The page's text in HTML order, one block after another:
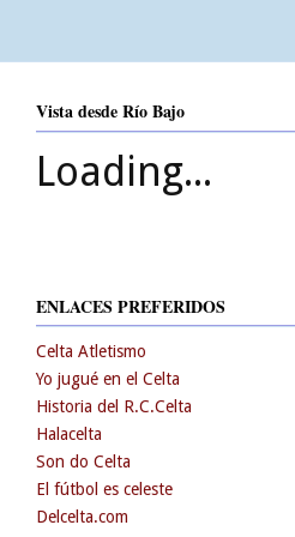
Vista desde Río Bajo
Loading...
ENLACES PREFERIDOS
Celta Atletismo
Yo jugué en el Celta
Historia del R.C.Celta
Halacelta
Son do Celta
El fútbol es celeste
Delcelta.com